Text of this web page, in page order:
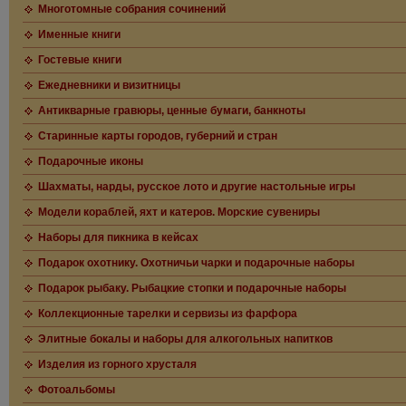
Многотомные собрания сочинений
Именные книги
Гостевые книги
Ежедневники и визитницы
Антикварные гравюры, ценные бумаги, банкноты
Старинные карты городов, губерний и стран
Подарочные иконы
Шахматы, нарды, русское лото и другие настольные игры
Модели кораблей, яхт и катеров. Морские сувениры
Наборы для пикника в кейсах
Подарок охотнику. Охотничьи чарки и подарочные наборы
Подарок рыбаку. Рыбацкие стопки и подарочные наборы
Коллекционные тарелки и сервизы из фарфора
Элитные бокалы и наборы для алкогольных напитков
Изделия из горного хрусталя
Фотоальбомы